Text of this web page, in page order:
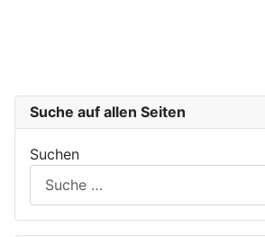
Suche auf allen Seiten
Suchen